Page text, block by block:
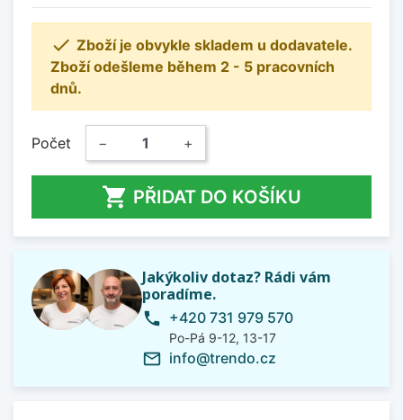
 Zboží je obvykle skladem u dodavatele.
Zboží odešleme během 2 - 5 pracovních
dnů.
Počet − +
 PŘIDAT DO KOŠÍKU
Jakýkoliv dotaz? Rádi vám
poradíme.
phone +420 731 979 570
Po-Pá 9-12, 13-17
mail_outline info@trendo.cz